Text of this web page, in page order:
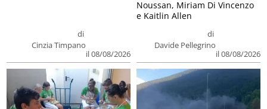
di
Cinzia Timpano
il 08/08/2026
di
Davide Pellegrino
il 08/08/2026
Noussan, Miriam Di Vincenzo
e Kaitlin Allen